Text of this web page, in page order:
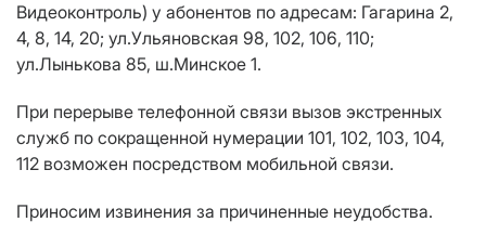
Видеоконтроль) у абонентов по адресам: Гагарина 2,
4, 8, 14, 20; ул.Ульяновская 98, 102, 106, 110;
ул.Лынькова 85, ш.Минское 1.
При перерыве телефонной связи вызов экстренных
служб по сокращенной нумерации 101, 102, 103, 104,
112 возможен посредством мобильной связи.
Приносим извинения за причиненные неудобства.